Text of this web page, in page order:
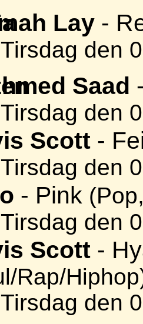
Lay -
Tirsdag den
Saad
Tirsdag den
Scott -
Tirsdag den
- Pink
Tirsdag den
Scott -
Rap/
Tirsdag den